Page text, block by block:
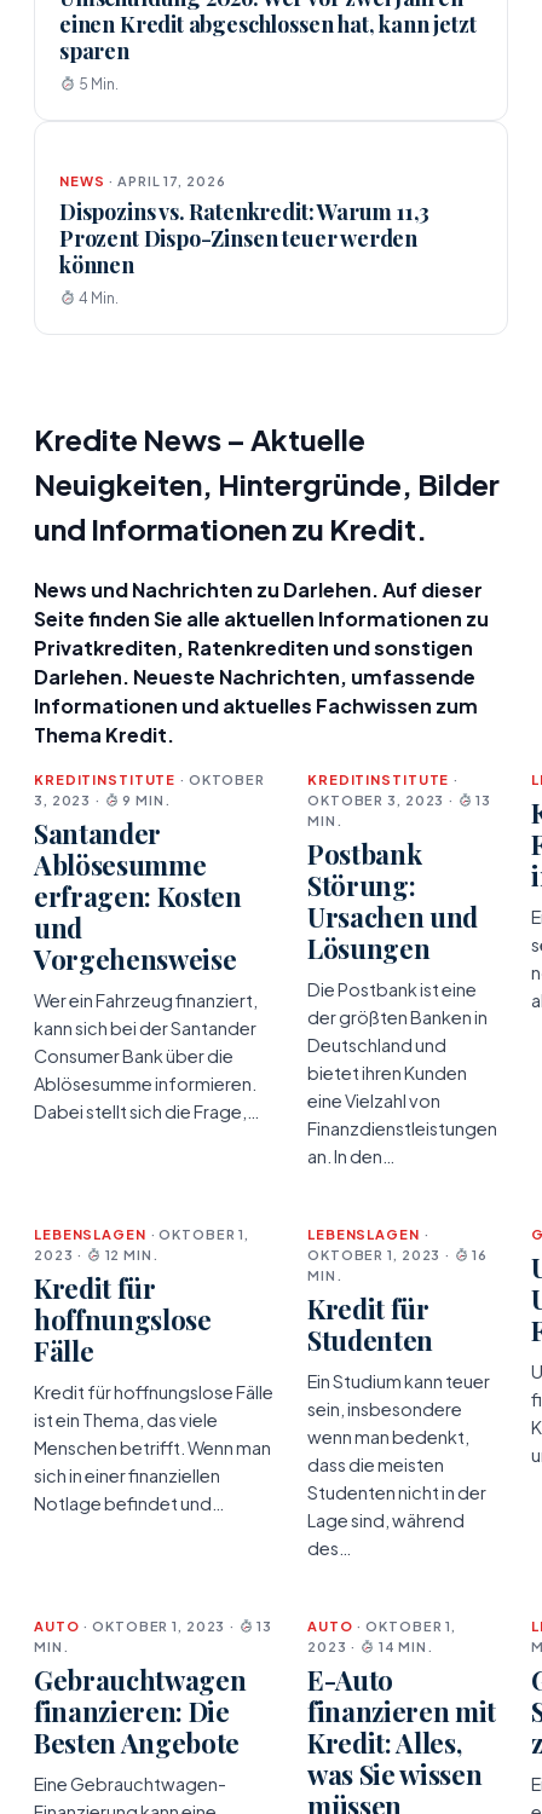
einen Kredit abgeschlossen hat, kann jetzt
sparen
5 Min.
NEWS · APRIL 17, 2026
Dispozins vs. Ratenkredit: Warum 11,3
Prozent Dispo-Zinsen teuer werden
können
4 Min.
Kredite News – Aktuelle
Neuigkeiten, Hintergründe, Bilder
und Informationen zu Kredit.
News und Nachrichten zu Darlehen. Auf dieser
Seite finden Sie alle aktuellen Informationen zu
Privatkrediten, Ratenkrediten und sonstigen
Darlehen. Neueste Nachrichten, umfassende
Informationen und aktuelles Fachwissen zum
Thema Kredit.
KREDITINSTITUTE · OKTOBER
3, 2023 ·
9 MIN.
Santander
Ablösesumme
erfragen: Kosten
und
Vorgehensweise
Wer ein Fahrzeug finanziert,
kann sich bei der Santander
Consumer Bank über die
Ablösesumme informieren.
Dabei stellt sich die Frage,…
KREDITINSTITUTE ·
OKTOBER 3, 2023 ·
13
MIN.
Postbank
Störung:
Ursachen und
Lösungen
Die Postbank ist eine
der größten Banken in
Deutschland und
bietet ihren Kunden
eine Vielzahl von
Finanzdienstleistungen
an. In den…
LEBENSLAGEN · OKTOBER 1,
2023 ·
12 MIN.
Kredit für
hoffnungslose
Fälle
Kredit für hoffnungslose Fälle
ist ein Thema, das viele
Menschen betrifft. Wenn man
sich in einer finanziellen
Notlage befindet und…
LEBENSLAGEN ·
OKTOBER 1, 2023 ·
16
MIN.
Kredit für
Studenten
Ein Studium kann teuer
sein, insbesondere
wenn man bedenkt,
dass die meisten
Studenten nicht in der
Lage sind, während
des…
AUTO · OKTOBER 1, 2023 ·
13
MIN.
Gebrauchtwagen
finanzieren: Die
Besten Angebote
Eine Gebrauchtwagen-
AUTO · OKTOBER 1,
2023 ·
14 MIN.
E-Auto
finanzieren mit
Kredit: Alles,
was Sie wissen
müssen